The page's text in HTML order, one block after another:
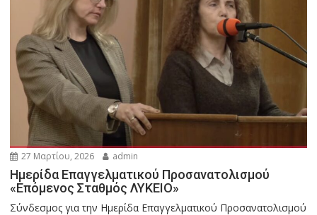
27 Μαρτίου, 2026 admin
Ημερίδα Επαγγελματικού Προσανατολισμού
«Επόμενος Σταθμός ΛΥΚΕΙΟ»
Σύνδεσμος για την Ημερίδα Επαγγελματικού Προσανατολισμού